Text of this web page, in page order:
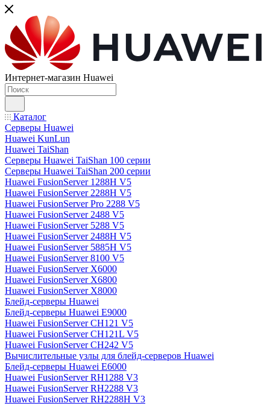
Интернет-магазин Huawei
Каталог
Серверы Huawei
Huawei KunLun
Huawei TaiShan
Серверы Huawei TaiShan 100 серии
Серверы Huawei TaiShan 200 серии
Huawei FusionServer 1288H V5
Huawei FusionServer 2288H V5
Huawei FusionServer Pro 2288 V5
Huawei FusionServer 2488 V5
Huawei FusionServer 5288 V5
Huawei FusionServer 2488H V5
Huawei FusionServer 5885H V5
Huawei FusionServer 8100 V5
Huawei FusionServer X6000
Huawei FusionServer X6800
Huawei FusionServer X8000
Блейд-серверы Huawei
Блейд-серверы Huawei E9000
Huawei FusionServer CH121 V5
Huawei FusionServer CH121L V5
Huawei FusionServer CH242 V5
Вычислительные узлы для блейд-серверов Huawei
Блейд-серверы Huawei E6000
Huawei FusionServer RH1288 V3
Huawei FusionServer RH2288 V3
Huawei FusionServer RH2288H V3